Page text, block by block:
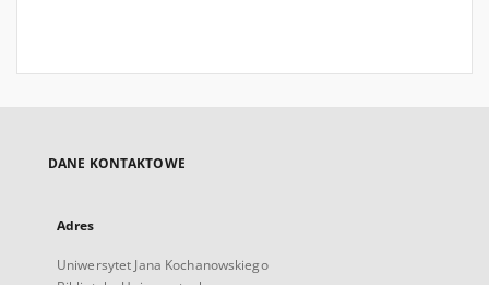
DANE KONTAKTOWE
Adres
Uniwersytet Jana Kochanowskiego